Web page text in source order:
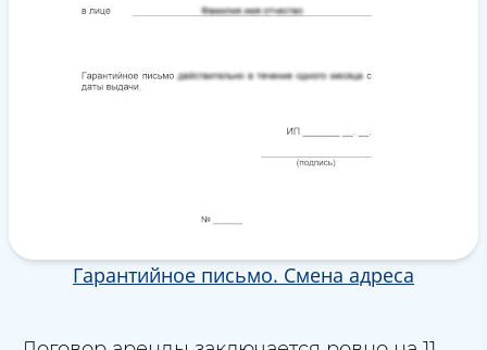
Гарантийное письмо. Смена адреса